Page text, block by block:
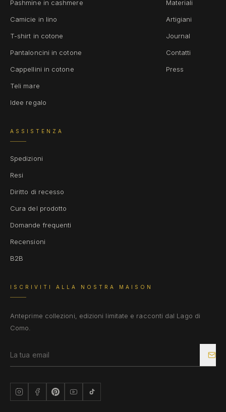
Pashmine in cashmere
Camicie in lino
T-shirt in cotone
Pantaloncini in cotone
Cappellini in cotone
Teli mare
Idee regalo
Materiali
Artigiani
Journal
Contatti
Press
ASSISTENZA
Spedizioni
Resi
Diritto di recesso
Cura del prodotto
Domande frequenti
Recensioni
B2B
ISCRIVITI ALLA NOSTRA MAISON
Anteprime collezioni, edizioni limitate e racconti dal Lago di
Como.